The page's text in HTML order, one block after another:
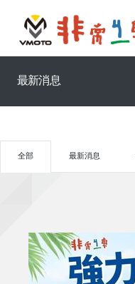
最新消息
全部 最新消息